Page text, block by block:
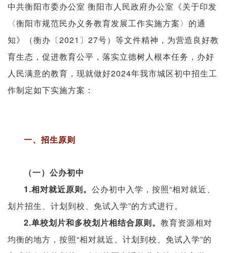
中共衡阳市委办公室 衡阳市人民政府办公室《关于印发
〈衡阳市规范民办义务教育发展工作实施方案〉的通
知》（衡办〔2021〕27号）等文件精神，为营造良好教
育生态，促进教育公平，落实立德树人根本任务，办好
人民满意的教育，现就做好2024年我市城区初中招生工
作制定如下实施方案：
一、招生原则
（一）公办初中
1.相对就近原则。 公办初中入学，按照“相对就近、
划片招生、计划到校、免试入学”的方式进行。
2.单校划片和多校划片相结合原则。 教育资源相对
均衡的地方，按照“相对就近、计划到校、免试入学”的